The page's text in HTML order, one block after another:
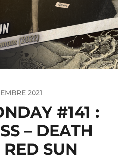
2021
#141 :
– DEATH
SUN